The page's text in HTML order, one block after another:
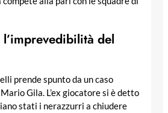
del
prende spunto da un caso
Gila. L’ex giocatore si è detto
stati i nerazzurri a chiudere